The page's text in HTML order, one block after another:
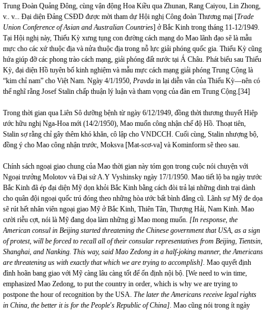
Trung Đoàn Quảng Đông, cùng vận động Hoa Kiều qua Zhunan, Rang Caiyou, Lin Zhong,
v.. v... Đại diện Đảng CSĐD được mời tham dự Hội nghị Công đoàn Thương mại [Trade
Union Conference of Asian and Australian Countries] ở Bắc Kinh trong tháng 11-12/1949.
Tại Hội nghị này, Thiếu Kỳ xưng tụng con đường cách mạng do Mao lãnh đạo sẽ là mẫu
mực cho các xứ thuộc địa và nửa thuộc địa trong nỗ lực giải phóng quốc gia. Thiếu Kỳ cũng
hứa giúp đỡ các phong trào cách mạng, giải phóng đất nước tại Á Châu. Phát biểu sau Thiếu
Kỳ, đại diện Hồ tuyên bố kinh nghiệm và mẫu mực cách mạng giải phóng Trung Cộng là
“kim chỉ nam” cho Việt Nam. Ngày 4/1/1950, Pravda in lại diễn văn của Thiếu Kỳ—nên có
thể nghĩ rằng Josef Stalin chấp thuận lý luận và tham vọng của đàn em Trung Cộng. [34]
Trong thời gian qua Liên Sô dưỡng bệnh từ ngày 6/12/1949, đồng thời thương thuyết Hiệp
ước hữu nghị Nga-Hoa mới (14/2/1950), Mao muốn công nhận chế độ Hồ. Thoạt tiên,
Stalin sợ rằng chỉ gây thêm khó khăn, cô lập cho VNDCCH. Cuối cùng, Stalin nhượng bộ,
đồng ý cho Mao công nhận trước, Moksva [Mat-scơ-va] và Kominform sẽ theo sau.
Chính sách ngoại giao chung của Mao thời gian này tóm gọn trong cuộc nói chuyện với
Ngoại trưởng Molotov và Đại sứ A.Y Vyshinsky ngày 17/1/1950. Mao tiết lộ ba ngày trước
Bắc Kinh đã ép đại diện Mỹ dọn khỏi Bắc Kinh bằng cách đòi trả lại những dinh trại dành
cho quân đội ngoại quốc trú đóng theo những hòa ước bất bình đẳng cũ. Lãnh sự Mỹ đe dọa
sẽ rút hết nhân viên ngoại giao Mỹ ở Bắc Kinh, Thiên Tân, Thượng Hải, Nam Kinh. Mao
cười riễu cợt, nói là Mỹ đang dọa làm những gì Mao mong muốn. [In response, the
American consul in Beijing started threatening the Chinese government that USA , as a sign
of protest, will be forced to recall all of their consular representatives from Beijing , Tientsin,
Shanghai , and Nanking . This way, said Mao Zedong in a half-joking manner, the Americans
are threatening us with exactly that which we are trying to accomplish]. Mao quyết định
đình hoãn bang giao với Mỹ càng lâu càng tốt để ổn định nội bộ. [We need to win time,
emphasized Mao Zedong, to put the country in order, which is why we are trying to
postpone the hour of recognition by the USA The later the Americans receive legal rights
in China , the better it is for the People's Republic ofChina]. Mao cũng nói trong ít ngày